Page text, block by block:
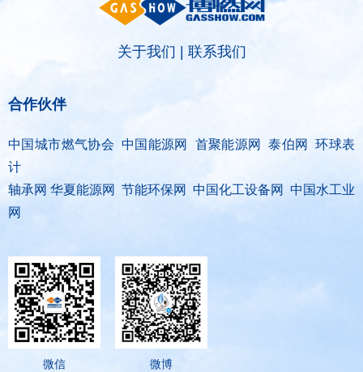
关于我们 联系我们
合作伙伴
中国城市燃气协会 中国能源网 首聚能源网 泰伯网 环球表
计
轴承网 华夏能源网 节能环保网 中国化工设备网 中国水工业
网
微信 微博